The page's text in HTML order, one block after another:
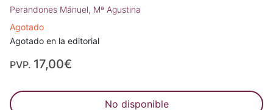
Perandones Mánuel, Mª Agustina
Agotado
Agotado en la editorial
PVP. 17,00€
No disponible